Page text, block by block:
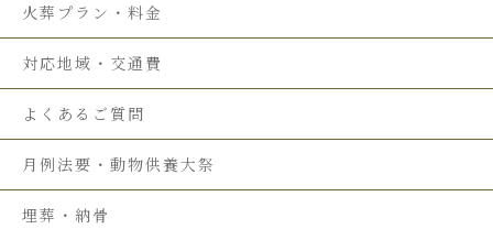
火葬プラン・料金
対応地域・交通費
よくあるご質問
月例法要・動物供養大祭
埋葬・納骨